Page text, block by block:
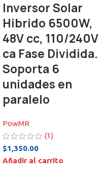
Inversor Solar
Hibrido 6500W,
48V cc, 110/240V
ca Fase Dividida.
Soporta 6
unidades en
paralelo
PowMR
(1)
$1,350.00
Añadir al carrito